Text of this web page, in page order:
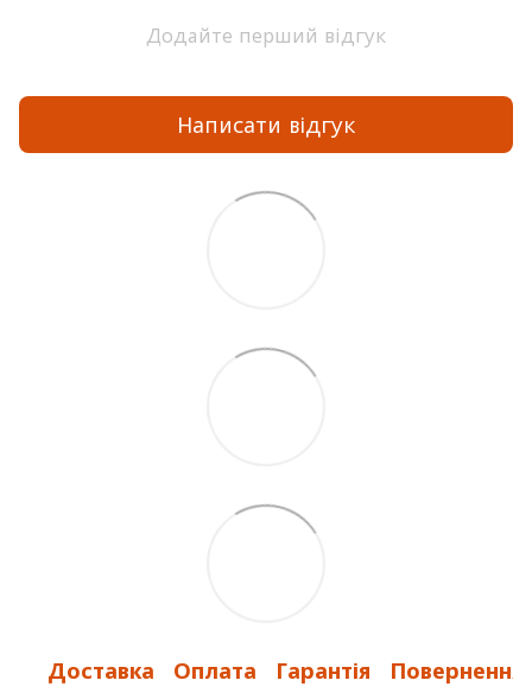
Додайте перший відгук
Написати відгук
Доставка Оплата Гарантія Повернення